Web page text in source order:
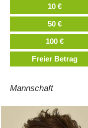
10 €
50 €
100 €
Freier Betrag
Mannschaft